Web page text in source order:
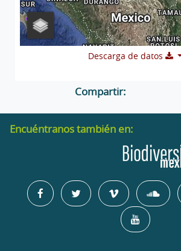
Descarga de datos
Compartir:
Encuéntranos también en: